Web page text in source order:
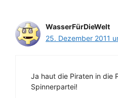
WasserFürDieWelt
25. Dezember 2011
Ja haut die Piraten in die
Spinnerpartei!